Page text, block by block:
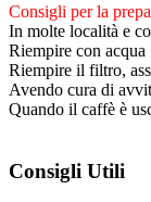
Consigli per la
In molte località e
Riempire con
Riempire il filtro,
Avendo cura di
Quando il caffè è
Consigli Utili